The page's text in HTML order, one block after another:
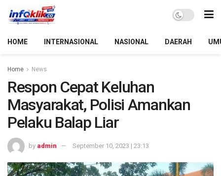
HOME INTERNASIONAL NASIONAL DAERAH
Home News
Respon Cepat Keluhan
Masyarakat, Polisi Amankan
Pelaku Balap Liar
by admin September 10, 2023 | 23:13